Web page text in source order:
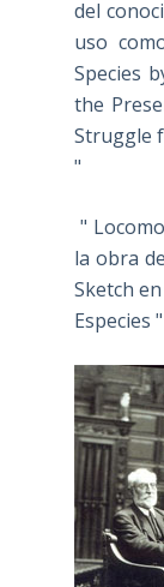
del
uso
Species
the
Struggle
"
"
la obra
Sketch
Especies "